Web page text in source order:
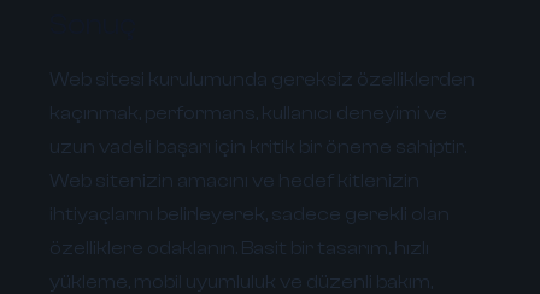
Web sitesi kurulumunda gereksiz özelliklerden
kaçınmak, performans, kullanıcı deneyimi ve
uzun vadeli başarı için kritik bir öneme sahiptir.
Web sitenizin amacını ve hedef kitlenizin
ihtiyaçlarını belirleyerek, sadece gerekli olan
özelliklere odaklanın. Basit bir tasarım, hızlı
yükleme, mobil uyumluluk ve düzenli bakım,